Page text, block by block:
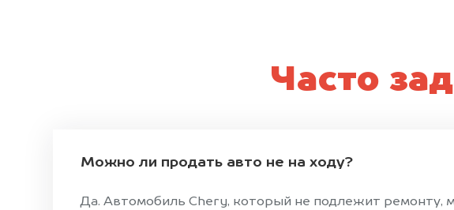
Часто
Можно ли продать авто не на ходу?
Да. Автомобиль Chery, который не подлежит ремонту,